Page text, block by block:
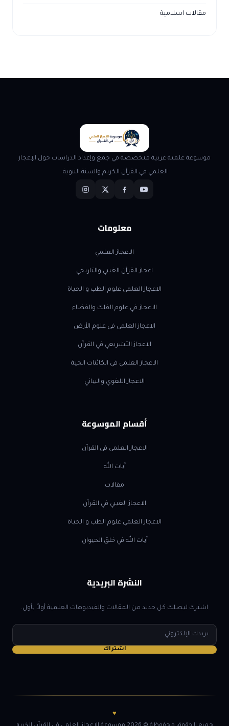
مقالات اسلامية
موسوعة علمية عربية متخصصة في جمع وإعداد الدراسات حول الإعجاز
العلمي في القرآن الكريم والسنة النبوية.
معلومات
الاعجاز العلمي
اعجاز القرآن الغيبي والتاريخي
الاعجاز العلمي علوم الطب و الحياة
الاعجاز في علوم الفلك والفضاء
الاعجاز العلمي في علوم الأرض
الاعجاز التشريعي في القرآن
الاعجاز العلمي في الكائنات الحية
الاعجاز اللغوي والبياني
أقسام الموسوعة
الاعجاز العلمي في القرآن
آيات الله
مقالات
الاعجاز الغيبي في القرآن
الاعجاز العلمي علوم الطب و الحياة
آيات الله في خلق الحيوان
النشرة البريدية
اشترك ليصلك كل جديد من المقالات والفيديوهات العلمية أولاً بأول.
البريد
الإلكتروني
اشتراك
♥